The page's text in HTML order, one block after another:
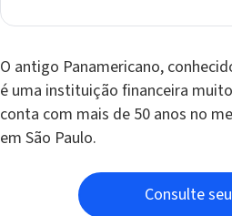
O antigo Panamericano,
é uma instituição financeira
conta com mais de 50 anos no
em São Paulo.
Consulte